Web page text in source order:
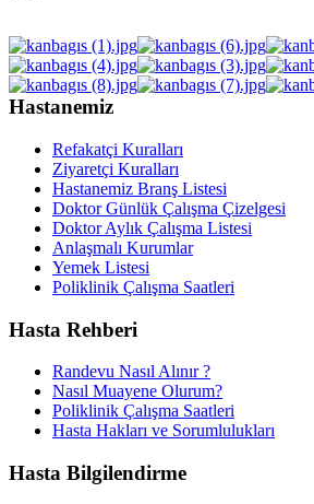
Hastanemiz
Refakatçi Kuralları
Ziyaretçi Kuralları
Hastanemiz Branş Listesi
Doktor Günlük Çalışma Çizelgesi
Doktor Aylık Çalışma Listesi
Anlaşmalı Kurumlar
Yemek Listesi
Poliklinik Çalışma Saatleri
Hasta Rehberi
Randevu Nasıl Alınır ?
Nasıl Muayene Olurum?
Poliklinik Çalışma Saatleri
Hasta Hakları ve Sorumlulukları
Hasta Bilgilendirme